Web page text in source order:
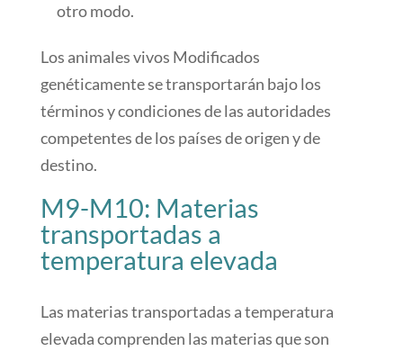
otro modo.
Los animales vivos Modificados
genéticamente se transportarán bajo los
términos y condiciones de las autoridades
competentes de los países de origen y de
destino.
M9-M10: Materias
transportadas a
temperatura elevada
Las materias transportadas a temperatura
elevada comprenden las materias que son